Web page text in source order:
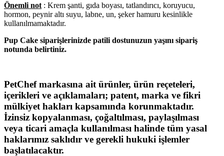
Önemli not : Krem şanti, gıda boyası, tatlandırıcı, koruyucu,
hormon, peynir altı suyu, labne, un, şeker hamuru kesinlikle
kullanılmamaktadır.
Pup Cake siparişlerinizde patili dostunuzun yaşını sipariş
notunda belirtiniz.
PetChef markasına ait ürünler, ürün reçeteleri,
içerikleri ve açıklamaları; patent, marka ve fikri
mülkiyet hakları kapsamında korunmaktadır.
İzinsiz kopyalanması, çoğaltılması, paylaşılması
veya ticari amaçla kullanılması halinde tüm yasal
haklarımız saklıdır ve gerekli hukuki işlemler
başlatılacaktır.